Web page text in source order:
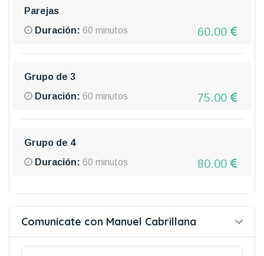
Parejas
Duración: 60 minutos 60.00
Grupo de 3
Duración: 60 minutos 75.00
Grupo de 4
Duración: 60 minutos 80.00
Comunicate con Manuel Cabrillana